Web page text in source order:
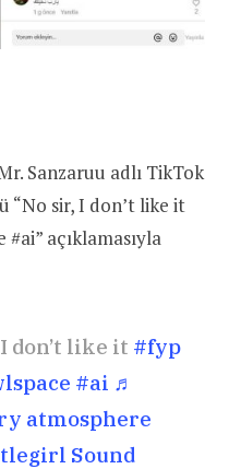
Sanzaruu adlı TikTok
“No sir, I don’t like it
açıklamasıyla
don’t like it #fyp
#ai ♬
atmosphere
Sound